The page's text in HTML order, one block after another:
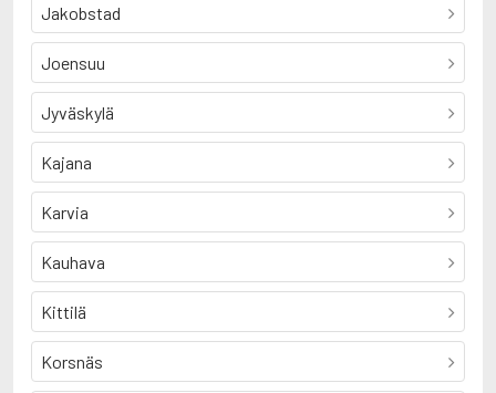
Jakobstad
Joensuu
Jyväskylä
Kajana
Karvia
Kauhava
Kittilä
Korsnäs